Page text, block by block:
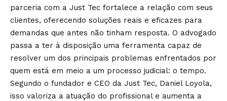
parceria com a Just Tec fortalece a relação com seus
clientes, oferecendo soluções reais e eficazes para
demandas que antes não tinham resposta. O advogado
passa a ter à disposição uma ferramenta capaz de
resolver um dos principais problemas enfrentados por
quem está em meio a um processo judicial: o tempo.
Segundo o fundador e CEO da Just Tec, Daniel Loyola,
isso valoriza a atuação do profissional e aumenta a